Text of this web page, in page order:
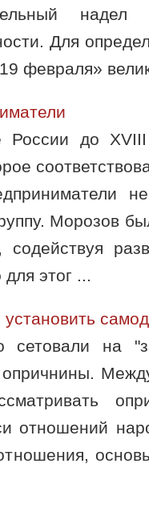
надел
Для
февраля»
России до
Морозов
этог ...
сетовали на
опричнины.
отношений